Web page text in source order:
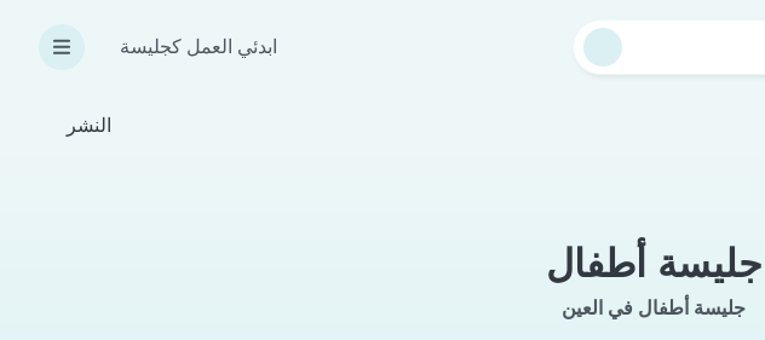
ابدئي العمل كجليسة
النشر
جليسة أطفال
جليسة أطفال في العين